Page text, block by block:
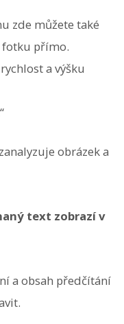
zde můžete také
přímo.
a výšku
obrázek a
text zobrazí v
a obsah předčítání